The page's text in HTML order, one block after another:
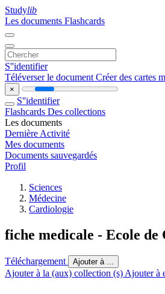
Studylib
Les documents Flashcards
S''identifier
Téléverser le document Créer des cartes
×
S''identifier
Flashcards Des collections
Les documents
Dernière Activité
Mes documents
Documents sauvegardés
Profil
Sciences
Médecine
Cardiologie
fiche medicale - Ecole de
Téléchargement Ajouter à ...
Ajouter à la (aux) collection (s) Ajouter à